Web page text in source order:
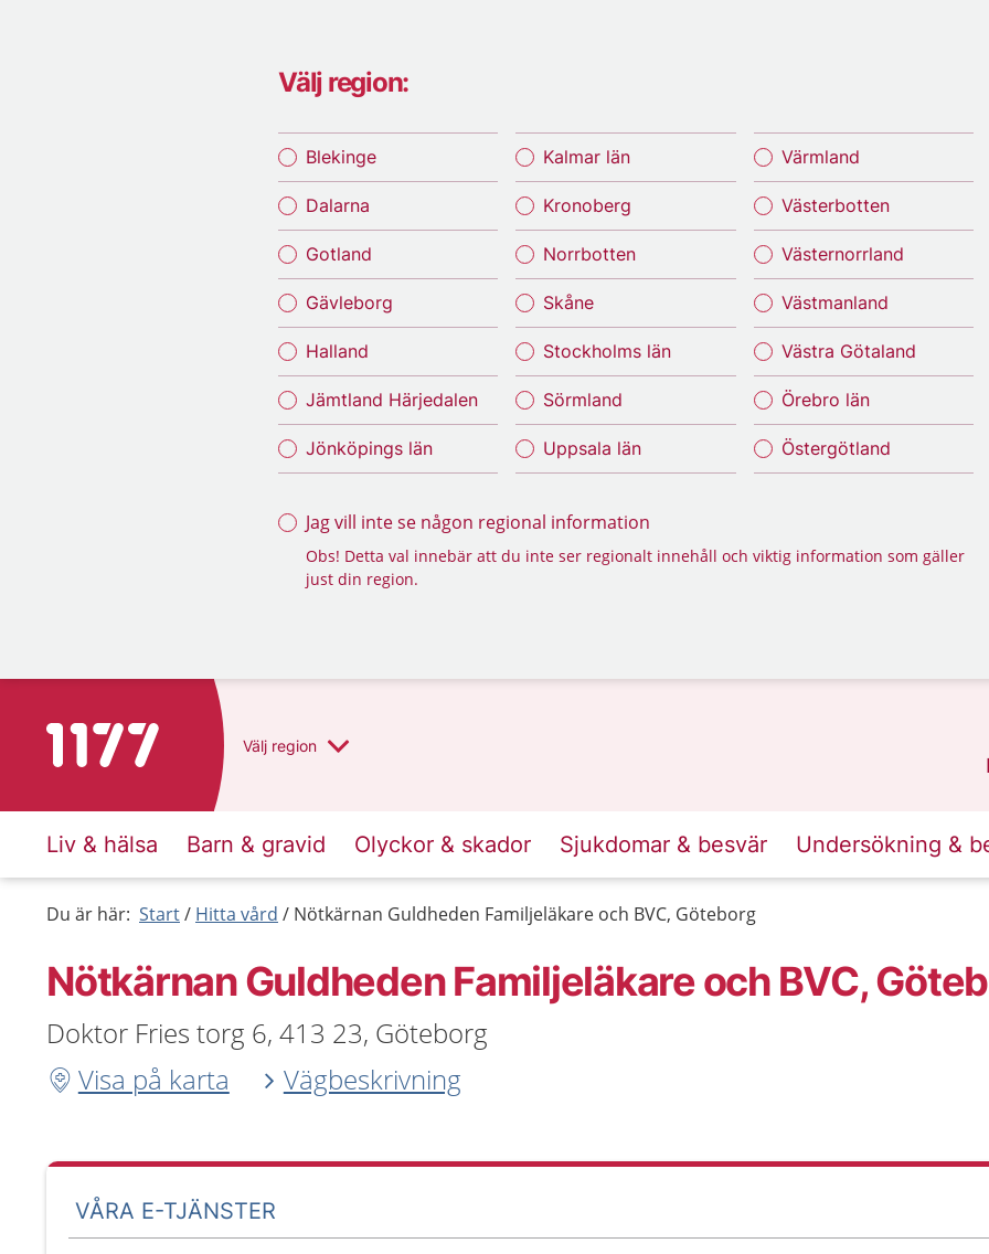
Välj region:
Blekinge
Dalarna
Gotland
Gävleborg
Halland
Jämtland Härjedalen
Jönköpings län
Kalmar län
Kronoberg
Norrbotten
Skåne
Stockholms län
Sörmland
Uppsala län
Värmland
Västerbotten
Västernorrland
Västmanland
Västra Götaland
Örebro län
Östergötland
Jag vill inte se någon regional information
Obs! Detta val innebär att du inte ser regionalt innehåll och viktig information som gäller
just din region.
Till startsidan för 1177 Välj region
Liv & hälsa Barn & gravid Olyckor & skador Sjukdomar & besvär Undersökning &
Du är här: Start Hitta vård Nötkärnan Guldheden Familjeläkare och BVC, Göteborg
Nötkärnan Guldheden Familjeläkare och BVC,
Doktor Fries torg 6, 413 23, Göteborg
Visa på karta
Vägbeskrivning
VÅRA E-TJÄNSTER